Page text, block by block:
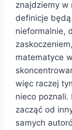
znajdziemy w
definicje
nieformalnie,
matematyce
więc raczej
nieco poznali.
zacząć od
samych